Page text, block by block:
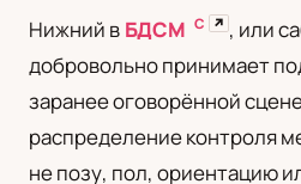
Polski
Українська
Нижний в БДСМ С ↗ , или
добровольно принимает
заранее оговорённой
распределение контроля
не позу, пол, ориентацию